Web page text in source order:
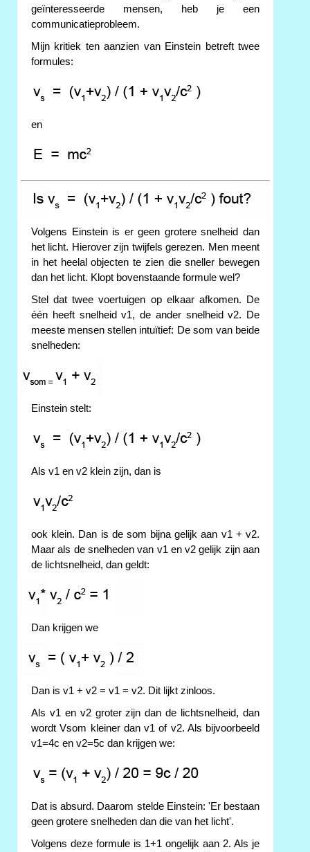
geïnteresseerde mensen, heb je een
communicatieprobleem.
Mijn kritiek ten aanzien van Einstein betreft twee
formules:
en
Volgens Einstein is er geen grotere snelheid dan
het licht. Hierover zijn twijfels gerezen. Men meent
in het heelal objecten te zien die sneller bewegen
dan het licht. Klopt bovenstaande formule wel?
Stel dat twee voertuigen op elkaar afkomen. De
één heeft snelheid v1, de ander snelheid v2. De
meeste mensen stellen intuïtief: De som van beide
snelheden:
Einstein stelt:
Als v1 en v2 klein zijn, dan is
ook klein. Dan is de som bijna gelijk aan v1 + v2.
Maar als de snelheden van v1 en v2 gelijk zijn aan
de lichtsnelheid, dan geldt:
Dan krijgen we
Dan is v1 + v2 = v1 = v2. Dit lijkt zinloos.
Als v1 en v2 groter zijn dan de lichtsnelheid, dan
wordt Vsom kleiner dan v1 of v2. Als bijvoorbeeld
v1=4c en v2=5c dan krijgen we:
Dat is absurd. Daarom stelde Einstein: 'Er bestaan
geen grotere snelheden dan die van het licht'.
Volgens deze formule is 1+1 ongelijk aan 2. Als je